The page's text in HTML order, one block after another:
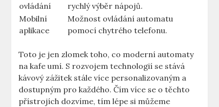
ovládání
rychlý ⁢výběr nápojů.
Mobilní
aplikace
Možnost ‍ovládání automatu
pomocí chytrého telefonu.
Toto ⁣je jen zlomek toho,⁤ co ​moderní⁤ automaty
na⁢ kafe⁢ umí. S rozvojem technologií se stává
kávový zážitek stále více personalizovaným​ a
‍dostupným pro každého. Čím ⁤více se o těchto⁢
přístrojích dozvíme,⁤ tím lépe si můžeme